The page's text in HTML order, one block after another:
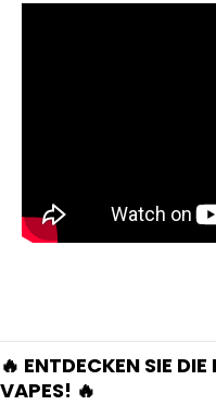
🔥 ENTDECKEN SIE
VAPES! 🔥